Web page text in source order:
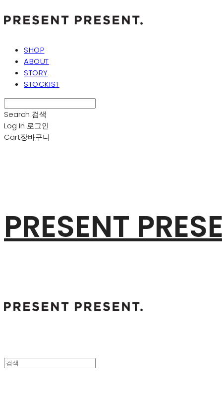
SHOP
ABOUT
STORY
STOCKIST
Search 검색
Log In 로그인
Cart장바구니
PRESENT